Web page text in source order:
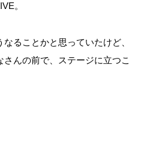
。
ることかと思っていたけど、
んの前で、ステージに立つこ